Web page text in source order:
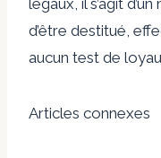
d’être destitué,
aucun test de
Articles connexes